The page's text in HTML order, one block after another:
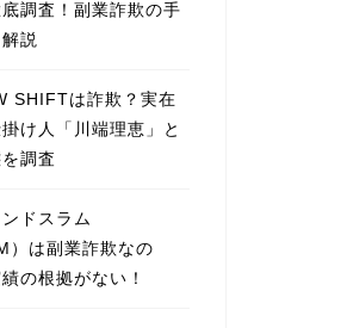
調査！副業詐欺の手
説
SHIFTは詐欺？実在
け人「川端理恵」と
調査
ドスラム
）は副業詐欺なの
の根拠がない！